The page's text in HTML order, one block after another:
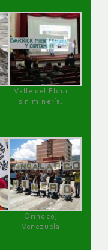
Valle del Elqui
sin minería.
Orinoco,
Venezuela